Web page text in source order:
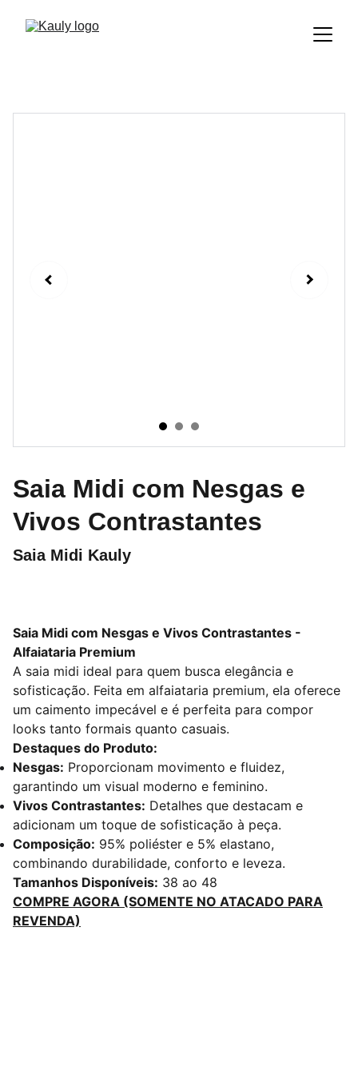
Saia Midi com Nesgas e
Vivos Contrastantes
Saia Midi Kauly
Saia Midi com Nesgas e Vivos Contrastantes -
Alfaiataria Premium
A saia midi ideal para quem busca elegância e
sofisticação. Feita em alfaiataria premium, ela oferece
um caimento impecável e é perfeita para compor
looks tanto formais quanto casuais.
Destaques do Produto:
Nesgas: Proporcionam movimento e fluidez,
garantindo um visual moderno e feminino.
Vivos Contrastantes: Detalhes que destacam e
adicionam um toque de sofisticação à peça.
Composição: 95% poliéster e 5% elastano,
combinando durabilidade, conforto e leveza.
Tamanhos Disponíveis: 38 ao 48
COMPRE AGORA (SOMENTE NO ATACADO PARA
REVENDA)